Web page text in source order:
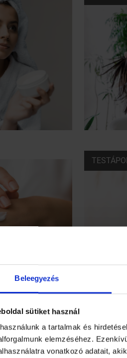
Beleegyezés
sütiket használ
a tartalmak és
elemzéséhez.
vonatkozó adatait,